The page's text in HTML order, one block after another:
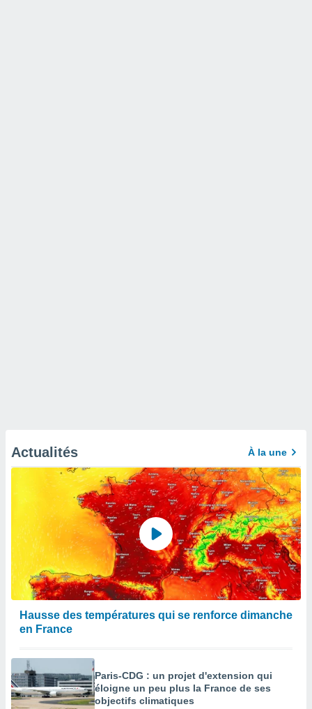
Actualités À la une
Hausse des températures qui se renforce dimanche
en France
Paris-CDG : un projet d'extension qui
éloigne un peu plus la France de ses
objectifs climatiques